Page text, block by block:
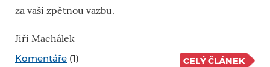
za vaši zpětnou vazbu.
Jiří Machálek
Komentáře (1) CELÝ ČLÁNEK